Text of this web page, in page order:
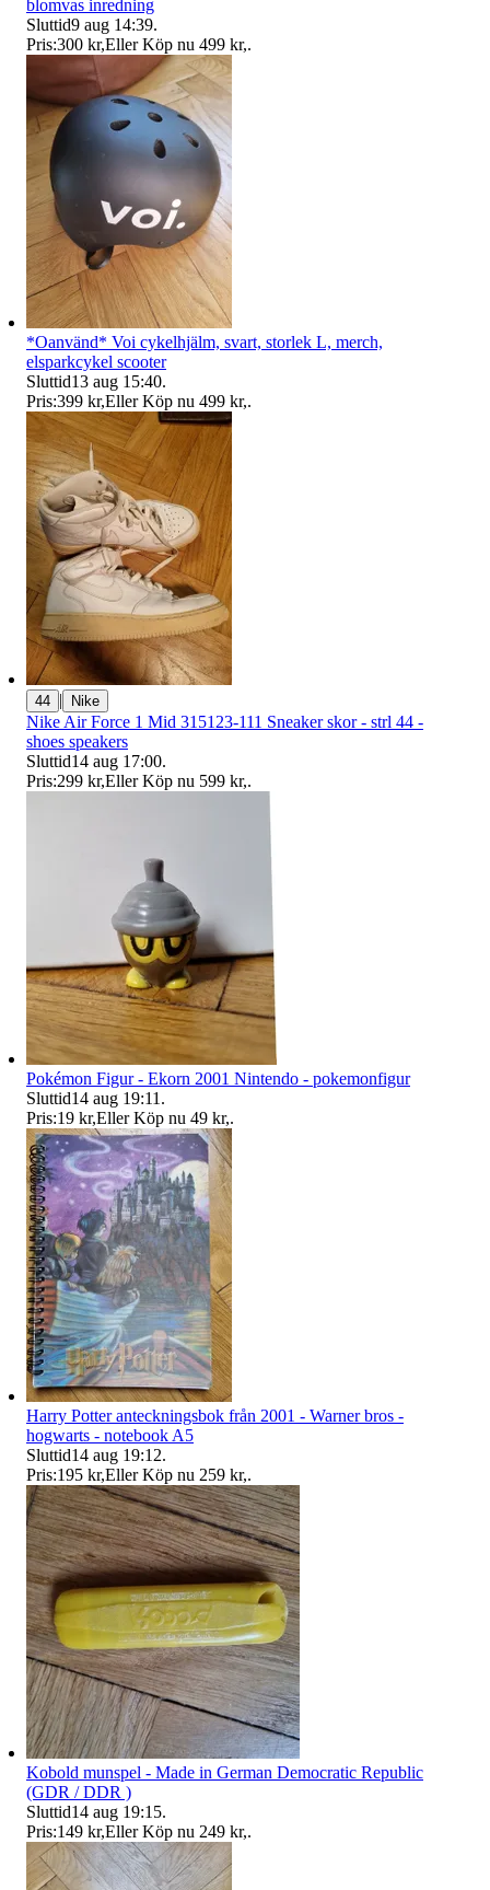
blomvas inredning
Sluttid9 aug 14:39.
Pris:300 kr,Eller Köp nu 499 kr,.
*Oanvänd* Voi cykelhjälm, svart, storlek L, merch,
elsparkcykel scooter
Sluttid13 aug 15:40.
Pris:399 kr,Eller Köp nu 499 kr,.
44 | Nike
Nike Air Force 1 Mid 315123-111 Sneaker skor - strl 44 -
shoes speakers
Sluttid14 aug 17:00.
Pris:299 kr,Eller Köp nu 599 kr,.
Pokémon Figur - Ekorn 2001 Nintendo - pokemonfigur
Sluttid14 aug 19:11 .
Pris:19 kr,Eller Köp nu 49 kr,.
Harry Potter anteckningsbok från 2001 - Warner bros -
hogwarts - notebook A5
Sluttid14 aug 19:12.
Pris:195 kr,Eller Köp nu 259 kr,.
Kobold munspel - Made in German Democratic Republic
(GDR / DDR )
Sluttid14 aug 19:15.
Pris:149 kr,Eller Köp nu 249 kr,.